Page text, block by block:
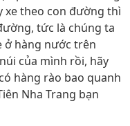
xe theo con đường thì
tức là chúng ta
ở hàng nước trên
của mình rồi, hãy
hàng rào bao quanh
Nha Trang bạn